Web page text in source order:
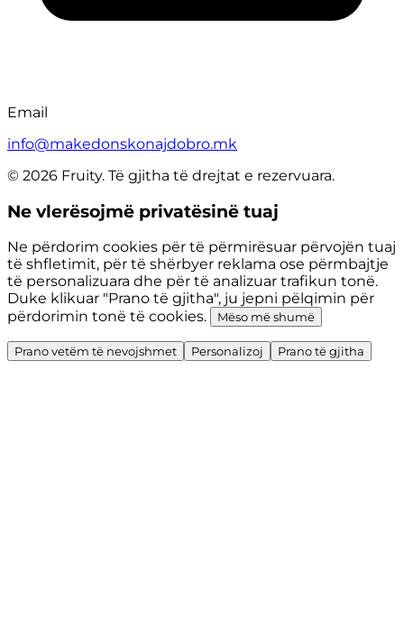
Email
info@makedonskonajdobro.mk
© 2026 Fruity. Të gjitha të drejtat e rezervuara.
Ne vlerësojmë privatësinë tuaj
Ne përdorim cookies për të përmirësuar përvojën tuaj
të shfletimit, për të shërbyer reklama ose përmbajtje
të personalizuara dhe për të analizuar trafikun tonë.
Duke klikuar "Prano të gjitha", ju jepni pëlqimin për
përdorimin tonë të cookies.
Mëso më shumë
Prano vetëm të nevojshmet Personalizoj Prano të gjitha